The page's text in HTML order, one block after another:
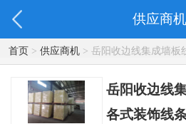
供应商机
首页> 供应商机> 岳阳收边线集成墙板
全
岳阳收边线
各式装饰线